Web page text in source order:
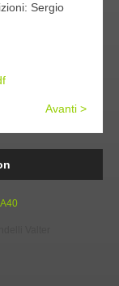
Sergio
Avanti >
A40